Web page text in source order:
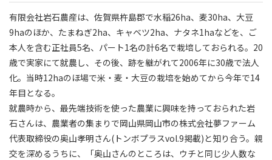
有限会社岩石農産は、佐賀県杵島郡で水稲26ha、麦30ha、大豆
9haのほか、たまねぎ2ha、キャベツ2ha、ナタネ1haなどを、ご
本人を含む正社員5名、パート1名の計6名で栽培しておられる。20
歳で実家にて就農し、その後、跡を継がれて2006年に30歳で法人
化。当時12haのほ場で米・麦・大豆の栽培を始めてから今年で14
年目となる。
就農時から、最先端技術を使った農業に興味を持っておられた岩
石さんは、農業者の集まりで岡山県岡山市の株式会社夢ファーム
代表取締役の奥山孝明さん(トンボプラスvol.9掲載)と知り合う。親
交を深めるうちに、「奥山さんのところは、ウチと同じ少人数な